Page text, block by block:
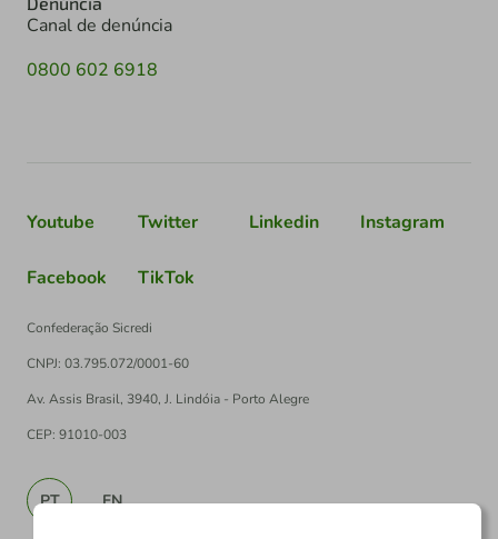
Canal de denúncia
0800 602 6918
Youtube Twitter Linkedin Instagram
Facebook TikTok
Confederação Sicredi
CNPJ: 03.795.072/0001-60
Av. Assis Brasil, 3940, J. Lindóia - Porto Alegre
CEP: 91010-003
PT EN